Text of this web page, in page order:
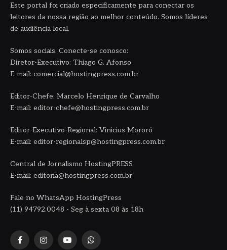
Este portal foi criado especificamente para conectar os
leitores da nossa região ao melhor conteúdo. Somos líderes
de audiência local.
Somos sociais. Conecte-se conosco:
Diretor-Executivo: Thiago G. Afonso
E-mail: comercial@hostingpress.com.br
Editor-Chefe: Marcelo Henrique de Carvalho
E-mail: editor-chefe@hostingpress.com.br
Editor-Executivo-Regional: Vinicius Mororó
E-mail: editor-regionalsp@hostingpress.com.br
Central de Jornalismo HostingPRESS
E-mail: editoria@hostingpress.com.br
Fale no WhatsApp HostingPress
(11) 94792.0048 - Seg à sexta 08 às 18h
FacebookInstagramYouTubeWhatsApp